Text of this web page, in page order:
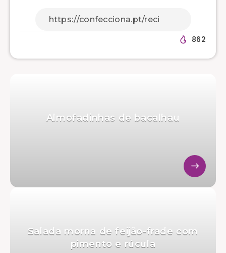
862
Almofadinhas de bacalhau
Salada morna de feijão-frade com
pimento e rúcula